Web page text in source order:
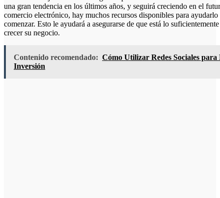
una gran tendencia en los últimos años, y seguirá creciendo en el
comercio electrónico, hay muchos recursos disponibles para
comenzar. Esto le ayudará a asegurarse de que está lo
crecer su negocio.
Contenido recomendado: Cómo Utilizar Redes Sociales
Inversión